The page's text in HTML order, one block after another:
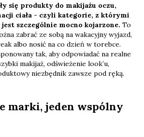
się produkty do makijażu oczu,
ciała - czyli kategorie, z którymi
szczególnie mocno kojarzone. To
zabrać ze sobą na wakacyjny wyjazd,
albo nosić na co dzień w torebce.
tak, aby odpowiadać na realne
makijaż, odświeżenie look’u,
niezbędnik zawsze pod ręką.
marki, jeden wspólny